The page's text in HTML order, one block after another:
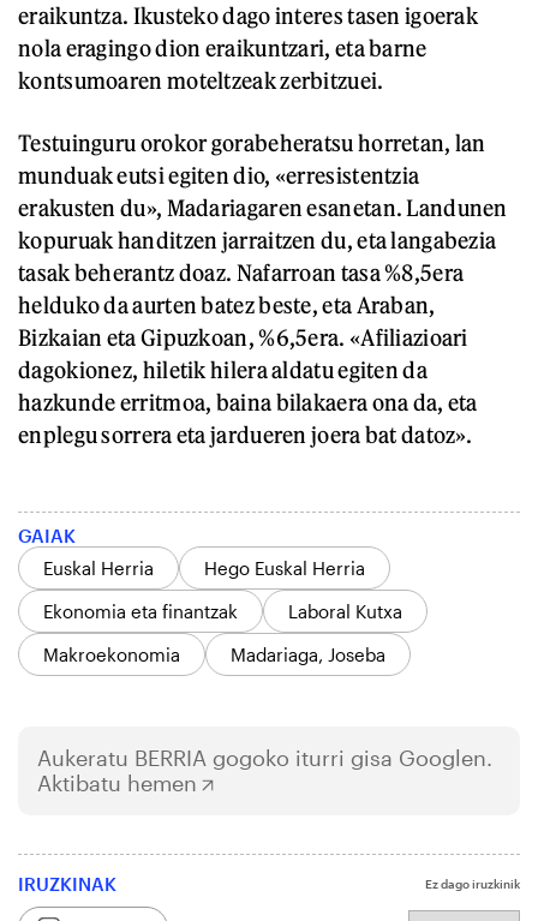
eraikuntza. Ikusteko dago interes tasen igoerak
nola eragingo dion eraikuntzari, eta barne
kontsumoaren moteltzeak zerbitzuei.
Testuinguru orokor gorabeheratsu horretan, lan
munduak eutsi egiten dio, «erresistentzia
erakusten du», Madariagaren esanetan. Landunen
kopuruak handitzen jarraitzen du, eta langabezia
tasak beherantz doaz. Nafarroan tasa %8,5era
helduko da aurten batez beste, eta Araban,
Bizkaian eta Gipuzkoan, %6,5era. «Afiliazioari
dagokionez, hiletik hilera aldatu egiten da
hazkunde erritmoa, baina bilakaera ona da, eta
enplegu sorrera eta jardueren joera bat datoz».
GAIAK
Euskal Herria
Hego Euskal Herria
Ekonomia eta finantzak
Laboral Kutxa
Makroekonomia
Madariaga, Joseba
Aukeratu BERRIA gogoko iturri gisa Googlen.
Aktibatu hemen
IRUZKINAK Ez dago iruzkinik